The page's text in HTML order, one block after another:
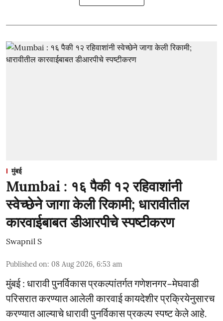
मुंबई
Mumbai : १६ पैकी १२ रहिवाशांनी
स्वेच्छेने जागा केली रिकामी; धारावीतील
कारवाईबाबत डीआरपीचे स्पष्टीकरण
Swapnil S
Published on: 08 Aug 2026, 6:53 am
मुंबई : धारावी पुनर्विकास प्रकल्पांतर्गत गणेशनगर–मेघवाडी
परिसरात करण्यात आलेली कारवाई कायदेशीर प्रक्रियेनुसारच
करण्यात आल्याचे धारावी पुनर्विकास प्रकल्प स्पष्ट केले आहे.